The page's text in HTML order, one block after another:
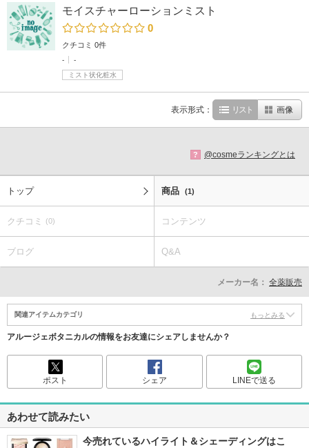
モイスチャーローションミスト
0
クチコミ 0件
-
-
ミスト状化粧水
表示形式： リスト 画像
? @cosmeランキングとは
トップ 商品 (1)
クチコミ (0) コンテンツ
ブログ Q&A
メーカー名： 全薬販売
関連アイテムカテゴリ もっとみる
アルージェボタニカルの情報をお友達にシェアしませんか？
ポスト シェア LINEで送る
あわせて読みたい
今売れているハイライト＆シェーディングはこ